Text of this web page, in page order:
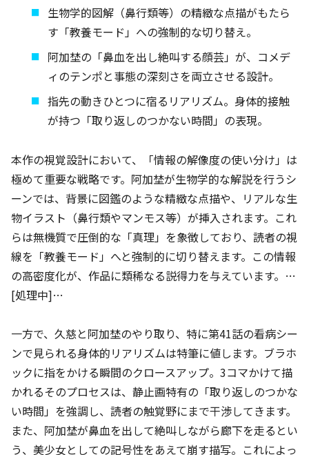
生物学的図解（鼻行類等）の精緻な点描がもたら
す「教養モード」への強制的な切り替え。
阿加埜の「鼻血を出し絶叫する顔芸」が、コメデ
ィのテンポと事態の深刻さを両立させる設計。
指先の動きひとつに宿るリアリズム。身体的接触
が持つ「取り返しのつかない時間」の表現。
本作の視覚設計において、「情報の解像度の使い分け」は
極めて重要な戦略です。阿加埜が生物学的な解説を行うシ
ーンでは、背景に図鑑のような精緻な点描や、リアルな生
物イラスト（鼻行類やマンモス等）が挿入されます。これ
らは無機質で圧倒的な「真理」を象徴しており、読者の視
線を「教養モード」へと強制的に切り替えます。この情報
の高密度化が、作品に類稀なる説得力を与えています。…
[処理中]…
一方で、久慈と阿加埜のやり取り、特に第41話の看病シー
ンで見られる身体的リアリズムは特筆に値します。ブラホ
ックに指をかける瞬間のクロースアップ。3コマかけて描
かれるそのプロセスは、静止画特有の「取り返しのつかな
い時間」を強調し、読者の触覚野にまで干渉してきます。
また、阿加埜が鼻血を出して絶叫しながら廊下を走るとい
う、美少女としての記号性をあえて崩す描写。これによっ